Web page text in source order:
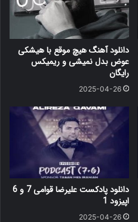
دانلود آهنگ هیچ موقع با هیشکی
عوض بدل نمیشی و ریمیکس
رایگان
2025-04-26
دانلود پادکست علیرضا قوامی 7 و 6
اپیزود 1
2025-04-26